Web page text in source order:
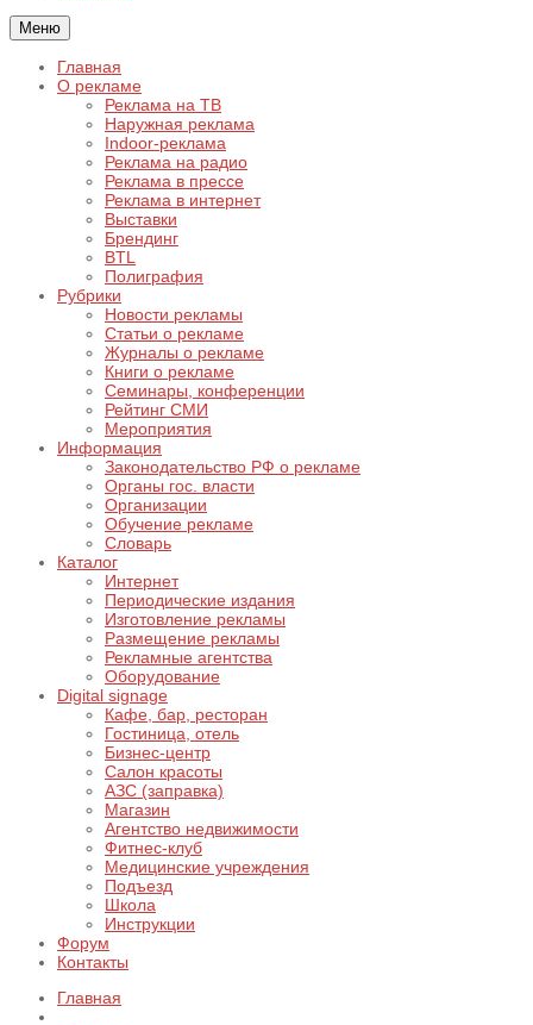
Меню
Главная
О рекламе
Реклама на ТВ
Наружная реклама
Indoor-реклама
Реклама на радио
Реклама в прессе
Реклама в интернет
Выставки
Брендинг
BTL
Полиграфия
Рубрики
Новости рекламы
Статьи о рекламе
Журналы о рекламе
Книги о рекламе
Семинары, конференции
Рейтинг СМИ
Мероприятия
Информация
Законодательство РФ о рекламе
Органы гос. власти
Организации
Обучение рекламе
Словарь
Каталог
Интернет
Периодические издания
Изготовление рекламы
Размещение рекламы
Рекламные агентства
Оборудование
Digital signage
Кафе, бар, ресторан
Гостиница, отель
Бизнес-центр
Салон красоты
АЗС (заправка)
Магазин
Агентство недвижимости
Фитнес-клуб
Медицинские учреждения
Подъезд
Школа
Инструкции
Форум
Контакты
Главная